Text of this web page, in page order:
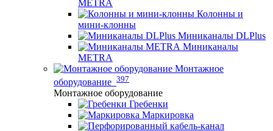
METRA
Колонны и
мини-клонны
Миниканалы DLPlus
Миниканалы
METRA
Монтажное
оборудование 397
Монтажное оборудование
Гребенки
Маркировка